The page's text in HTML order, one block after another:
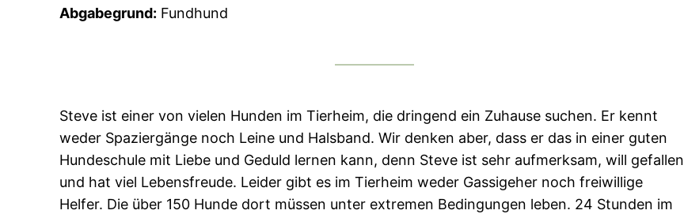
Abgabegrund: Fundhund
Steve ist einer von vielen Hunden im Tierheim, die dringend ein Zuhause suchen. Er kennt
weder Spaziergänge noch Leine und Halsband. Wir denken aber, dass er das in einer guten
Hundeschule mit Liebe und Geduld lernen kann, denn Steve ist sehr aufmerksam, will gefallen
und hat viel Lebensfreude. Leider gibt es im Tierheim weder Gassigeher noch freiwillige
Helfer. Die über 150 Hunde dort müssen unter extremen Bedingungen leben. 24 Stunden im